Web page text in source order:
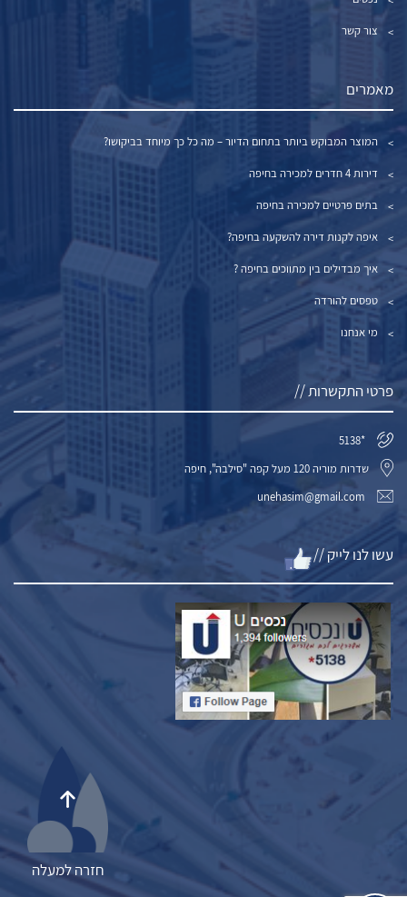
חזרה למעלה
צור קשר
מאמרים
המוצר המבוקש ביותר בתחום הדיור – מה כל כך מיוחד בביקושו?
דירות 4 חדרים למכירה בחיפה
בתים פרטיים למכירה בחיפה
איפה לקנות דירה להשקעה בחיפה?
איך מבדילים בין מתווכים בחיפה ?
טפסים להורדה
מי אנחנו
פרטי התקשרות //
*5138
שדרות מוריה 120 מעל קפה "סילבה", חיפה
unehasim@gmail.com
עשו לנו לייק //